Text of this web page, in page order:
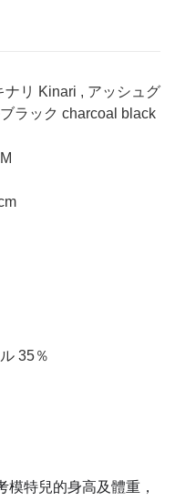
ナリ Kinari , アッシュグ
ラック charcoal black
35％
特兒的身高及體重，